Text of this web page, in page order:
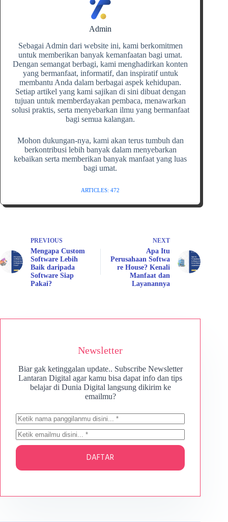
Admin
Sebagai Admin dari website ini, kami berkomitmen
untuk memberikan banyak kemanfaatan bagi umat.
Dengan semangat berbagi, kami menghadirkan konten
yang bermanfaat, informatif, dan inspiratif untuk
membantu Anda dalam berbagai aspek kehidupan.
Setiap artikel yang kami sajikan di sini dibuat dengan
tujuan untuk memberdayakan pembaca, menawarkan
solusi praktis, serta menyebarkan ilmu yang bermanfaat
bagi semua kalangan.
Mohon dukungan-nya, kami akan terus tumbuh dan
berkontribusi lebih banyak dalam menyebarkan
kebaikan serta memberikan banyak manfaat yang luas
bagi umat.
ARTICLES: 472
PREVIOUS
Mengapa Custom
Software Lebih
Baik daripada
Software Siap
Pakai?
NEXT
Apa Itu
Perusahaan Softwa
re House? Kenali
Manfaat dan
Layanannya
Newsletter
Biar gak ketinggalan update.. Subscribe Newsletter
Lantaran Digital agar kamu bisa dapat info dan tips
belajar di Dunia Digital langsung dikirim ke
emailmu?
DAFTAR